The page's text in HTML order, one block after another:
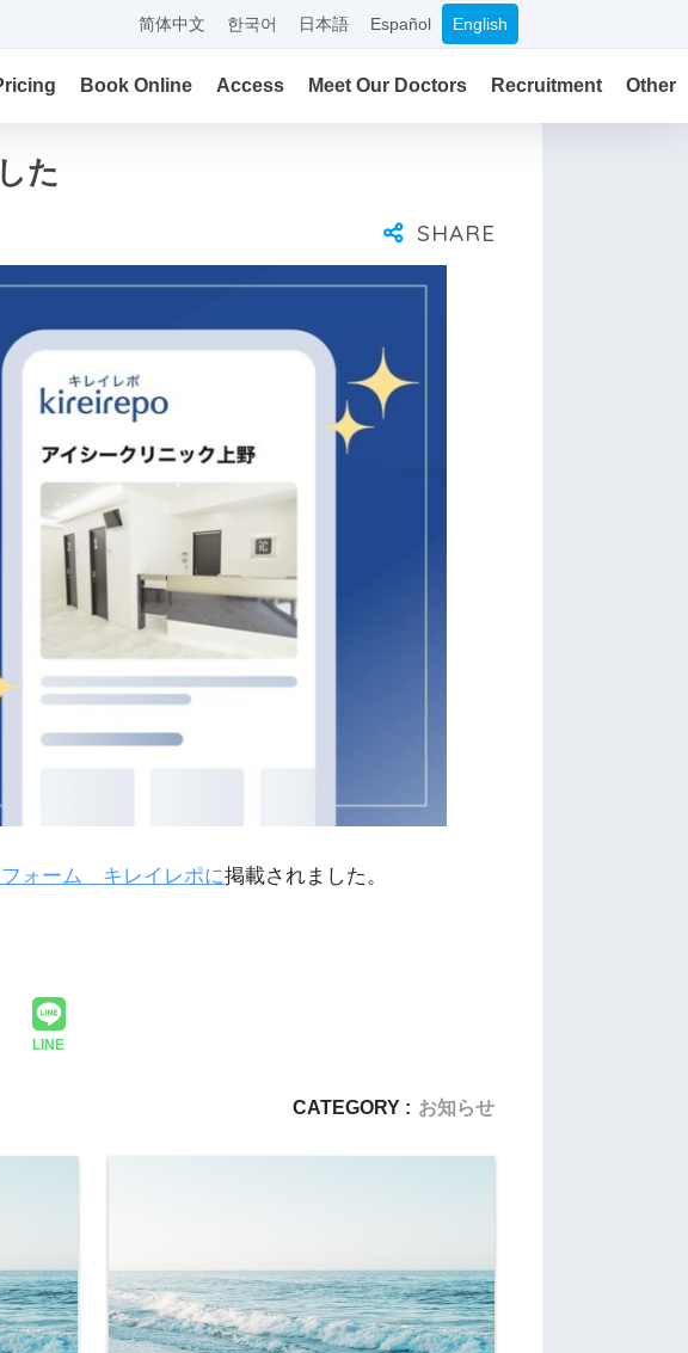
简体中文 한국어 日本語 Español English
Book Online Access Meet Our Doctors Recruitment Other
た
フォーム キレイレポに掲載されました。
LINE
CATEGORY : お知らせ